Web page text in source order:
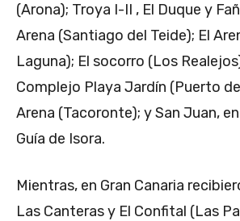
(Arona); Troya I-II , El Duque y
Arena (Santiago del Teide); El
Laguna); El socorro (Los
Complejo Playa Jardín (Puerto
Arena (Tacoronte); y San Juan,
Guía de Isora.
Mientras, en Gran Canaria
Las Canteras y El Confital (Las